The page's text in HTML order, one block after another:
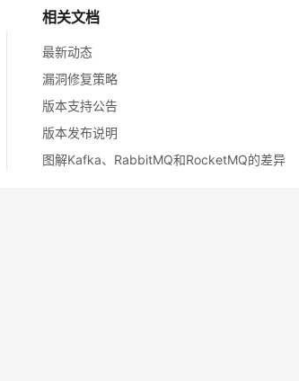
相关文档
最新动态
漏洞修复策略
版本支持公告
版本发布说明
图解Kafka、RabbitMQ和RocketMQ的差异